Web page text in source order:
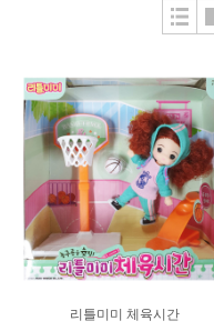
리틀미미 체육시간